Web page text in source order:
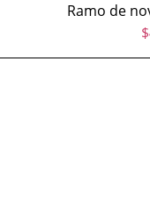
Ramo de
$